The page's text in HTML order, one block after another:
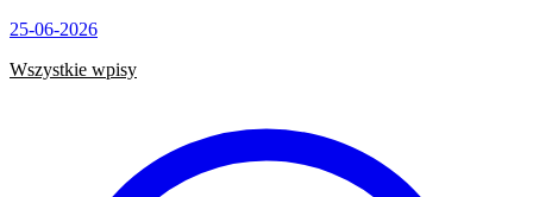
25-06-2026
Wszystkie wpisy